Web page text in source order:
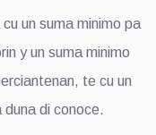
un suma minimo pa
y un suma minimo
te cu un
di conoce.